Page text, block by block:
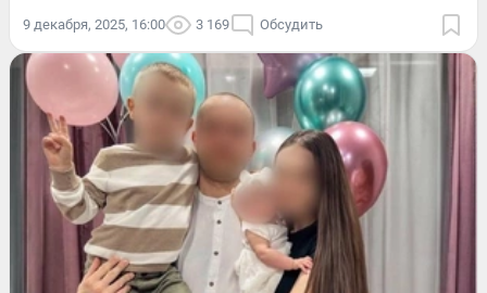
9 декабря, 2025, 16:00 3 169 Обсудить